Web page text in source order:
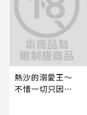
熱沙的溺愛王～
不惜一切只因愛